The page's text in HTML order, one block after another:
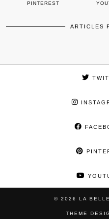
PINTEREST
ARTICLES
© 2026 LA
THEME